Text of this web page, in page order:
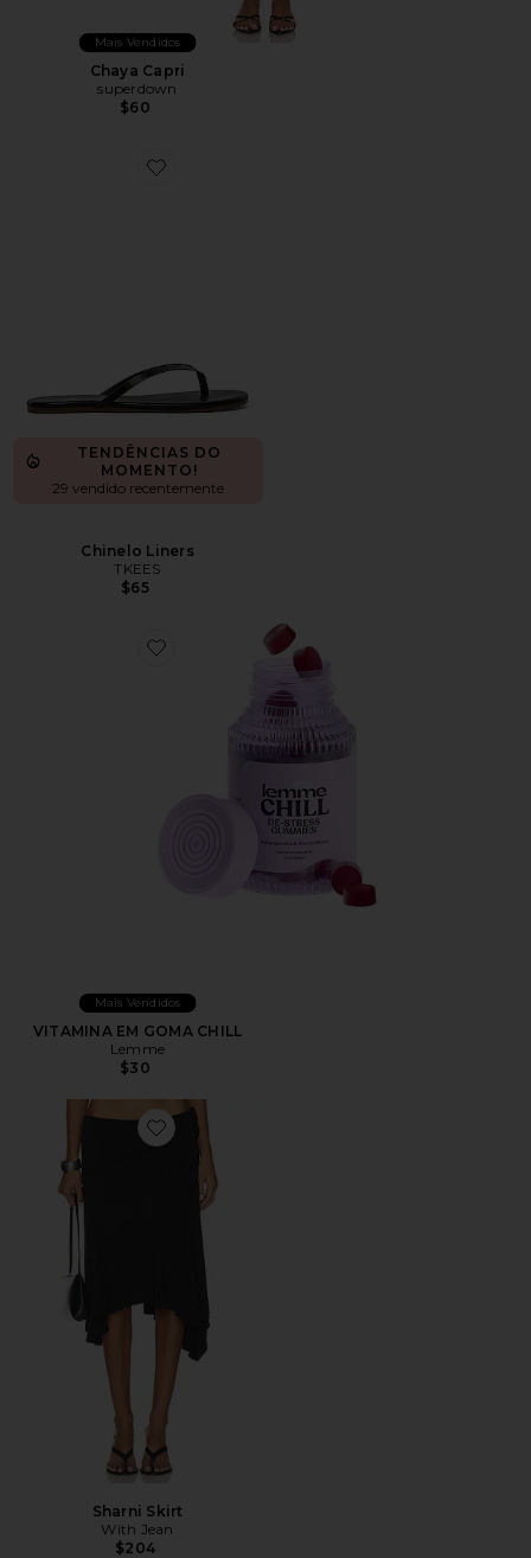
Mais Vendidos
Chaya Capri
superdown
$60
Favorite Chinelo Liners
TENDÊNCIAS DO
MOMENTO!
29 vendido recentemente
Chinelo Liners
TKEES
$65
Favorite VITAMINA EM GOMA CHILL
Mais Vendidos
VITAMINA EM GOMA CHILL
Lemme
$30
Favorite Sharni Skirt
Sharni Skirt
With Jean
$204